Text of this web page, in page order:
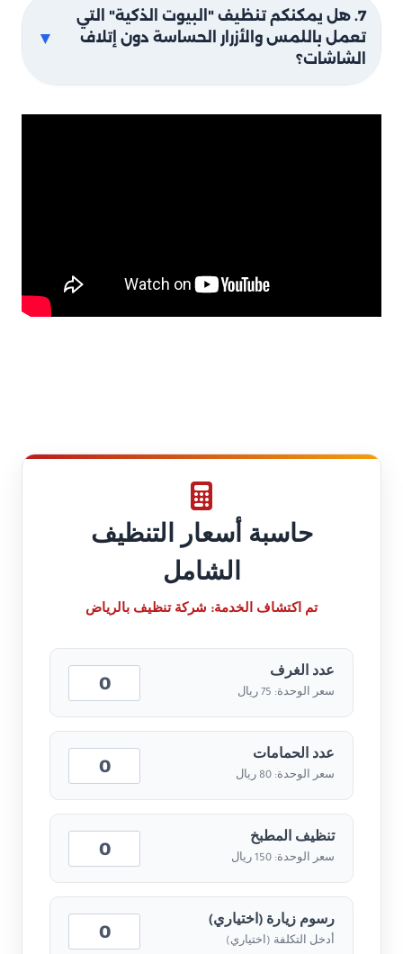
7. هل يمكنكم تنظيف "البيوت الذكية" التي
تعمل باللمس والأزرار الحساسة دون إتلاف
الشاشات؟
▼
حاسبة أسعار التنظيف
الشامل
تم اكتشاف الخدمة: شركة تنظيف بالرياض
عدد الغرف
سعر الوحدة: 75 ريال
عدد الحمامات
سعر الوحدة: 80 ريال
تنظيف المطبخ
سعر الوحدة: 150 ريال
رسوم زيارة (اختياري)
أدخل التكلفة (اختياري)